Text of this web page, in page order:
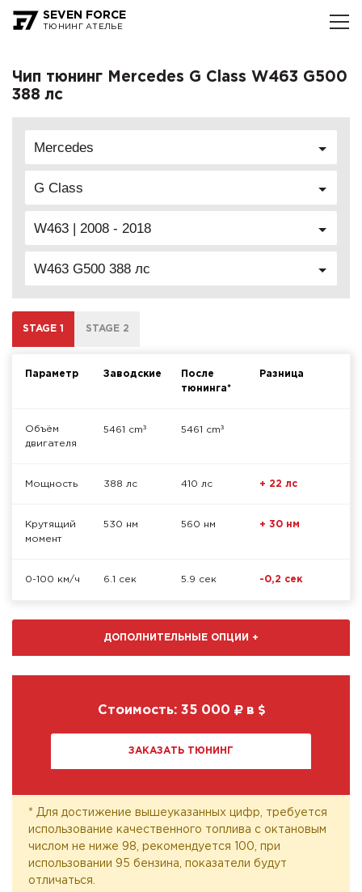
SEVEN FORCE
ТЮНИНГ АТЕЛЬЕ
Чип тюнинг Mercedes G Class W463 G500
388 лс
Mercedes
G Class
W463 | 2008 - 2018
W463 G500 388 лс
STAGE 1 STAGE 2
Параметр Заводские
После
тюнинга*
Разница
Объём
двигателя
5461 cm³ 5461 cm³
Мощность 388 лс 410 лс + 22 лс
Крутящий
момент
530 нм 560 нм + 30 нм
0-100 км/ч 6.1 сек 5.9 сек -0,2 сек
ДОПОЛНИТЕЛЬНЫЕ ОПЦИИ +
Стоимость: 35 000 в
ЗАКАЗАТЬ ТЮНИНГ
* Для достижение вышеуказанных цифр, требуется
использование качественного топлива с октановым
числом не ниже 98, рекомендуется 100, при
использовании 95 бензина, показатели будут
отличаться.